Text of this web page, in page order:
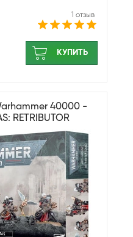
1 отзыв
КУПИТЬ
40000 -
RETRIBUTOR